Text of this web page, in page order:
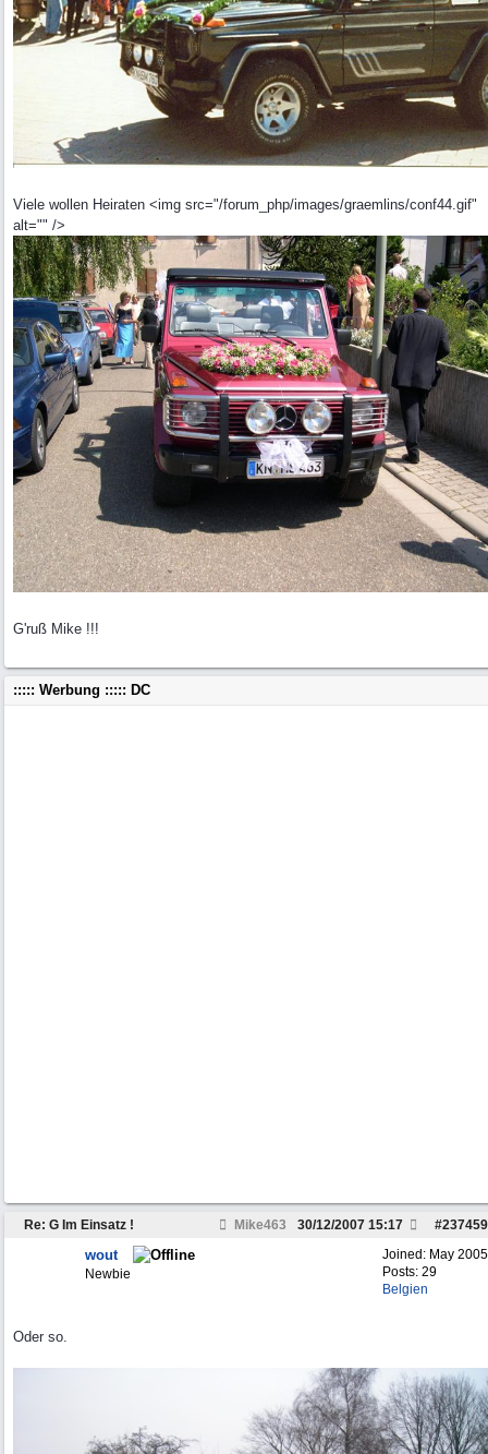
Viele wollen Heiraten <img src="/forum_php/images/graemlins/conf44.gif"
alt="" />
G'ruß Mike !!!
::::: Werbung ::::: DC
Re: G Im Einsatz ! Mike463 #237459
30/12/2007 15:17
Joined: May 2005
Posts: 29
Belgien
wout
Newbie
Oder so.